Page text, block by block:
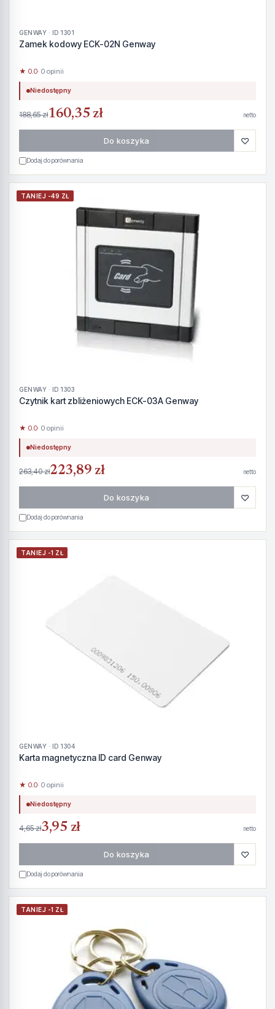
GENWAY · ID 1301
Zamek kodowy ECK-02N Genway
★ 0.0· 0 opinii
Niedostępny
188,65 zł160,35 zł netto
Do koszyka ♡
Dodaj do porównania
TANIEJ -49 ZŁ
GENWAY · ID 1303
Czytnik kart zbliżeniowych ECK-03A Genway
★ 0.0· 0 opinii
Niedostępny
263,40 zł223,89 zł netto
Do koszyka ♡
Dodaj do porównania
TANIEJ -1 ZŁ
GENWAY · ID 1304
Karta magnetyczna ID card Genway
★ 0.0· 0 opinii
Niedostępny
4,65 zł3,95 zł netto
Do koszyka ♡
Dodaj do porównania
TANIEJ -1 ZŁ